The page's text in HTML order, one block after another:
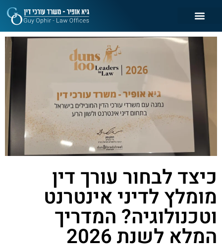
כיצד לבחור עורך דין
מומלץ לדיני אינטרנט
וטכנולוגיה? המדריך
המלא לשנת 2026